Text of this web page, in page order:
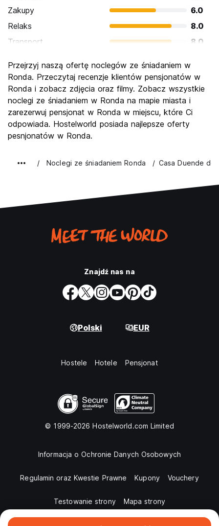
Zakupy
6.0
Relaks
8.0
Transport
8.0
Kultura
6.0
Imprezy
4.0
Najlepsza wartość
Przejrzyj naszą ofertę noclegów ze śniadaniem w
Ronda. Przeczytaj recenzje klientów pensjonatów w
Ronda i zobacz zdjęcia oraz filmy. Zobacz wszystkie
noclegi ze śniadaniem w Ronda na mapie miasta i
zarezerwuj pensjonat w Ronda w miejscu, które Ci
odpowiada. Hostelworld posiada najlepsze oferty
pesnjonatów w Ronda.
Noclegi ze śniadaniem Ronda Casa Duende del
Znajdź nas na
Polski EUR
Hostele Hotele Pensjonat
© 1999-2026 Hostelworld.com Limited
Informacja o Ochronie Danych Osobowych
Regulamin oraz Kwestie Prawne Kupony Vouchery
Testowanie strony Mapa strony